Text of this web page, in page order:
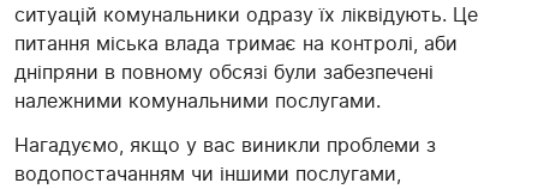
ситуацій комунальники одразу їх ліквідують. Це
питання міська влада тримає на контролі, аби
дніпряни в повному обсязі були забезпечені
належними комунальними послугами.
Нагадуємо, якщо у вас виникли проблеми з
водопостачанням чи іншими послугами,